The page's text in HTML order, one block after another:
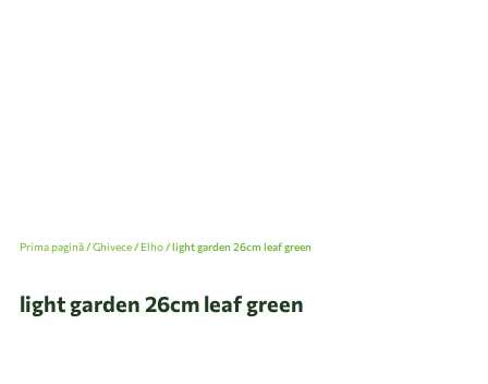
Prima pagină/Ghivece/ Elho/ light garden 26cm leaf green
light garden 26cm leaf green